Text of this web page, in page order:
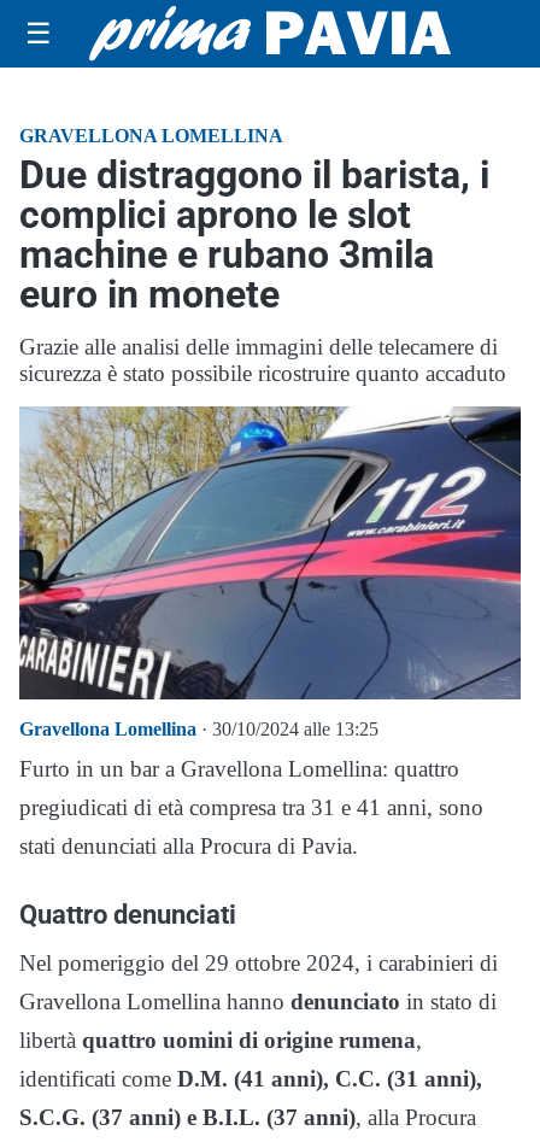
☰
GRAVELLONA LOMELLINA
Due distraggono il barista, i
complici aprono le slot
machine e rubano 3mila
euro in monete
Grazie alle analisi delle immagini delle telecamere di
sicurezza è stato possibile ricostruire quanto accaduto
Gravellona Lomellina · 30/10/2024 alle 13:25
Furto in un bar a Gravellona Lomellina: quattro
pregiudicati di età compresa tra 31 e 41 anni, sono
stati denunciati alla Procura di Pavia.
Quattro denunciati
Nel pomeriggio del 29 ottobre 2024, i carabinieri di
Gravellona Lomellina hanno denunciato in stato di
libertà quattro uomini di origine rumena,
identificati come D.M. (41 anni), C.C. (31 anni),
S.C.G. (37 anni) e B.I.L. (37 anni), alla Procura